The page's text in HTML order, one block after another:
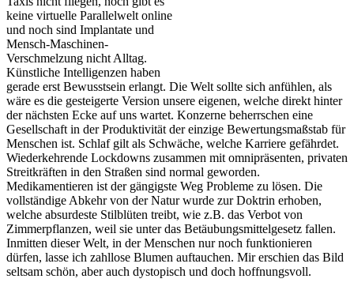
keine virtuelle Parallelwelt online
und noch sind Implantate und
Mensch-Maschinen-
Verschmelzung nicht Alltag.
Künstliche Intelligenzen haben
gerade erst Bewusstsein erlangt. Die Welt sollte sich anfühlen, als
wäre es die gesteigerte Version unsere eigenen, welche direkt hinter
der nächsten Ecke auf uns wartet. Konzerne beherrschen eine
Gesellschaft in der Produktivität der einzige Bewertungsmaßstab für
Menschen ist. Schlaf gilt als Schwäche, welche Karriere gefährdet.
Wiederkehrende Lockdowns zusammen mit omnipräsenten, privaten
Streitkräften in den Straßen sind normal geworden.
Medikamentieren ist der gängigste Weg Probleme zu lösen. Die
vollständige Abkehr von der Natur wurde zur Doktrin erhoben,
welche absurdeste Stilblüten treibt, wie z.B. das Verbot von
Zimmerpflanzen, weil sie unter das Betäubungsmittelgesetz fallen.
Inmitten dieser Welt, in der Menschen nur noch funktionieren
dürfen, lasse ich zahllose Blumen auftauchen. Mir erschien das Bild
seltsam schön, aber auch dystopisch und doch hoffnungsvoll.